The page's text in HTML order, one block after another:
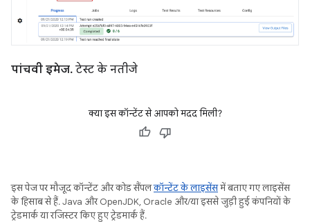
पांचवी इमेज. टेस्ट के नतीजे
क्या इस कॉन्टेंट से आपको मदद मिली?
इस पेज पर मौजूद कॉन्टेंट और कोड सैंपलकॉन्टेंट के लाइसेंसमें बताए गए लाइसेंस
के हिसाब से हैं. Java और OpenJDK, Oracle और/या इससे जुड़ी हुई कंपनियों के
ट्रेडमार्क या रजिस्टर किए हुए ट्रेडमार्क हैं.